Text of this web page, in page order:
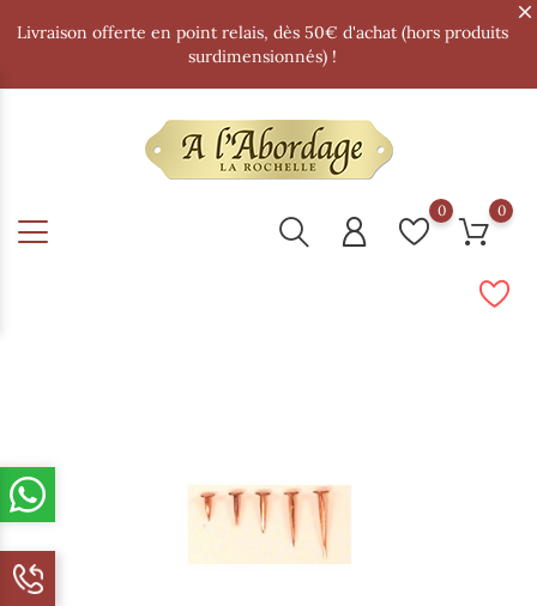
Livraison offerte en point relais, dès 50€ d'achat (hors produits
surdimensionnés) !
0 0